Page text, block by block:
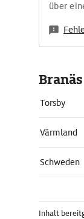
über
Branäs
Torsby
Värmland
Schweden
Inhalt